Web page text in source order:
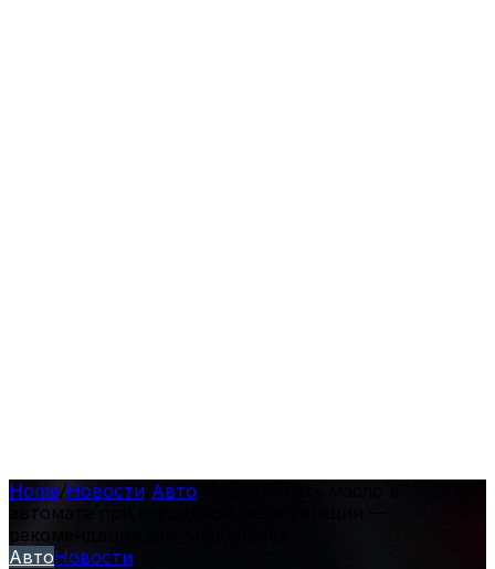
Home/Новости Авто
автомате при городской эксплуатации —
рекомендации для владельцев
АвтоНовости